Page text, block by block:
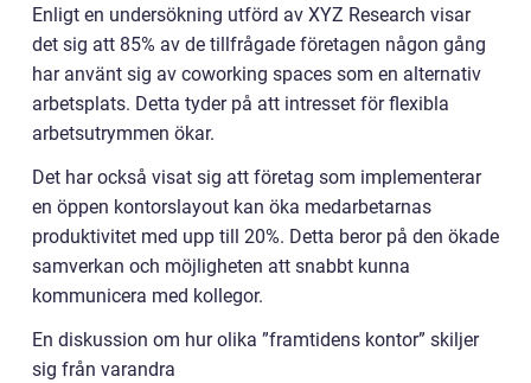
Enligt en undersökning utförd av XYZ Research visar
det sig att 85% av de tillfrågade företagen någon gång
har använt sig av coworking spaces som en alternativ
arbetsplats. Detta tyder på att intresset för flexibla
arbetsutrymmen ökar.
Det har också visat sig att företag som implementerar
en öppen kontorslayout kan öka medarbetarnas
produktivitet med upp till 20%. Detta beror på den ökade
samverkan och möjligheten att snabbt kunna
kommunicera med kollegor.
En diskussion om hur olika ”framtidens kontor” skiljer
sig från varandra